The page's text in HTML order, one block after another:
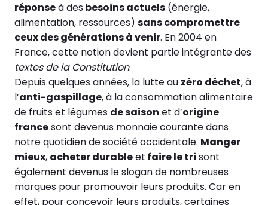
réponseà desbesoins actuels (énergie,
alimentation, ressources) sans compromettre
ceux des générations à venir. En 2004 en
France, cette notion devient partie intégrante des
textes de la Constitution.
Depuis quelques années, la lutte au zéro déchet, à
l’anti-gaspillage, à la consommation alimentaire
de fruits et légumes de saison et d’origine
francesont devenus monnaie courante dans
notre quotidien de société occidentale. Manger
mieux, acheter durableet faire le tri sont
également devenus le slogan de nombreuses
marques pour promouvoir leurs produits. Car en
effet, pour concevoir leurs produits, certaines